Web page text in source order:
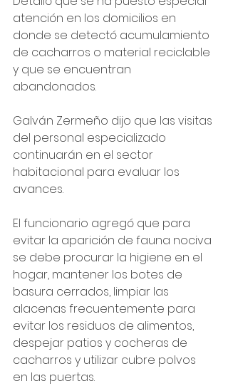
atención en los domicilios en
donde se detectó acumulamiento
de cacharros o material reciclable
y que se encuentran
abandonados.
Galván Zermeño dijo que las visitas
del personal especializado
continuarán en el sector
habitacional para evaluar los
avances.
El funcionario agregó que para
evitar la aparición de fauna nociva
se debe procurar la higiene en el
hogar, mantener los botes de
basura cerrados, limpiar las
alacenas frecuentemente para
evitar los residuos de alimentos,
despejar patios y cocheras de
cacharros y utilizar cubre polvos
en las puertas.